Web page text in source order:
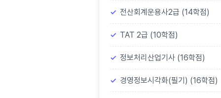
전산회계운용사2급 (14학점)
TAT 2급 (10학점)
정보처리산업기사 (16학점)
경영정보시각화(필기) (16학점)